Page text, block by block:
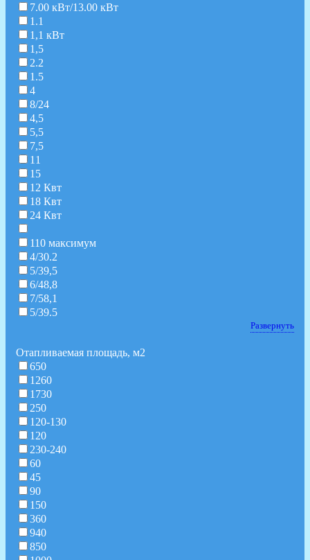
7.00 кВт/13.00 кВт
1.1
1,1 кВт
1,5
2.2
1.5
4
8/24
4,5
5,5
7,5
11
15
12 Квт
18 Квт
24 Квт
110 максимум
4/30.2
5/39,5
6/48,8
7/58,1
5/39.5
Развернуть
Отапливаемая площадь, м2
650
1260
1730
250
120-130
120
230-240
60
45
90
150
360
940
850